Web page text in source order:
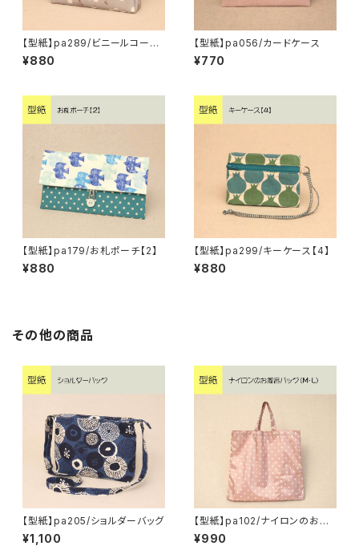
【型紙】pa289/ビニールコーテ
ィングのポーチ【6】
¥880
【型紙】pa056/カードケース
¥770
【型紙】pa179/お札ポーチ【2】
¥880
【型紙】pa299/キーケース【4】
¥880
その他の商品
【型紙】pa205/ショルダーバッグ
¥1,100
【型紙】pa102/ナイロンのお風
呂バッグ（M・L）
¥990